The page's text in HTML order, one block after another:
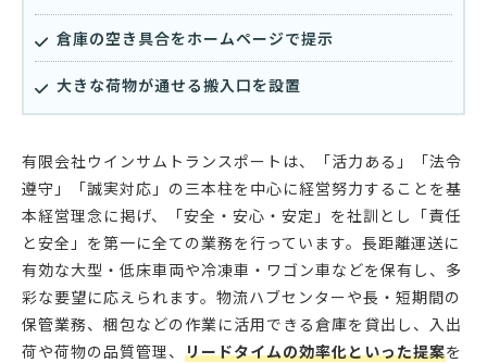
倉庫の空き具合をホームページで提示
大きな荷物が通せる搬入口を設置
有限会社ウインサムトランスポートは、「活力ある」「法令
遵守」「誠実対応」の三本柱を中心に経営努力することを基
本経営理念に掲げ、「安全・安心・安定」を社訓とし「責任
と安全」を第一に全ての業務を行っています。長距離運送に
有効な大型・低床車両や冷凍車・ワゴン車などを保有し、多
彩な要望に応えられます。物流ハブセンターや長・短期間の
保管業務、梱包などの作業に活用できる倉庫を貸出し、入出
荷や荷物の品質管理、 リードタイムの効率化といった提案を